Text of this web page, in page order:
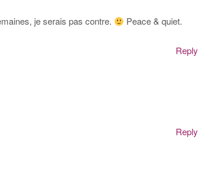
je serais pas contre.
Peace & quiet.
Reply
Reply